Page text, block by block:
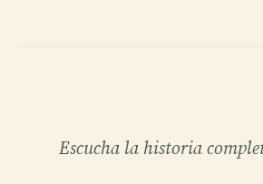
Escucha la historia